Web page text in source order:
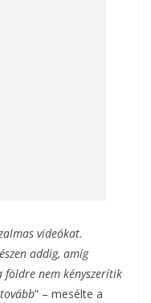
videókat.
addig, amíg
földre nem kényszerítik
” – mesélte a